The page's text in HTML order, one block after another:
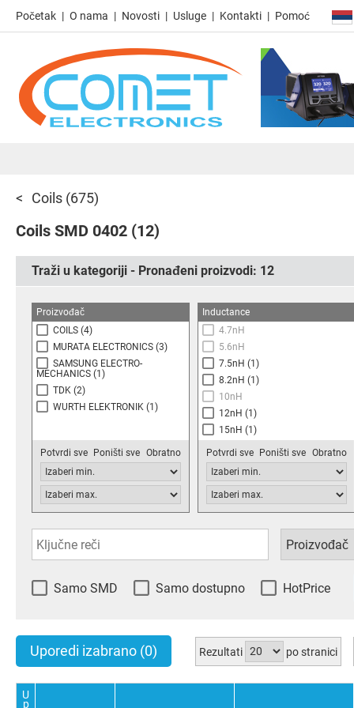
Početak O nama Novosti Usluge Kontakti Pomoć
Coils (675)
Coils SMD 0402 (12)
Traži u kategoriji - Pronađeni proizvodi: 12
Proizvođač
COILS (4)
MURATA ELECTRONICS (3)
SAMSUNG ELECTRO-
MECHANICS (1)
TDK (2)
WURTH ELEKTRONIK (1)
Potvrdi sve Poništi sve Obratno
Inductance
4.7nH
5.6nH
7.5nH (1)
8.2nH (1)
10nH
12nH (1)
15nH (1)
18nH
22nH (1)
27nH (1)
47nH (1)
Potvrdi sve Poništi sve Obratno
Samo SMD Samo dostupno HotPrice
Uporedi izabrano (0) Rezultati po stranici
U
p